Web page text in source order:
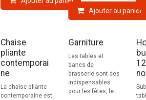
Ajouter au panier
Chaise
pliante
contemporai
ne
La chaise pliante
contemporaine est
Garniture
Les tables et
bancs de
brasserie sont des
indispensables
pour les fêtes, le...